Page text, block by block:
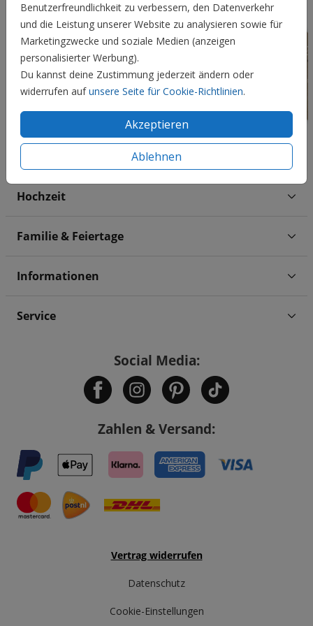
Benutzerfreundlichkeit zu verbessern, den Datenverkehr
und die Leistung unserer Website zu analysieren sowie für
Marketingzwecke und soziale Medien (anzeigen
personalisierter Werbung).
Du kannst deine Zustimmung jederzeit ändern oder
widerrufen aufunsere Seite für Cookie-Richtlinien.
Akzeptieren
Ablehnen
Hochzeit
Familie & Feiertage
Informationen
Service
Social Media:
Zahlen & Versand:
Vertrag widerrufen
Datenschutz
Cookie-Einstellungen